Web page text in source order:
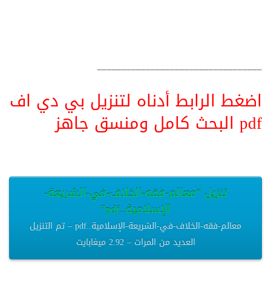
__________________________________
اضغط الرابط أدناه لتنزيل بي دي اف
pdf البحث كامل ومنسق جاهز
تنزيل “معالم-فقه-الخلاف-في-الشريعة-
الإسلامية..pdf”
معالم-فقه-الخلاف-في-الشريعة-الإسلامية..pdf – تم التنزيل
العديد من المرات – 2.92 ميغابايت